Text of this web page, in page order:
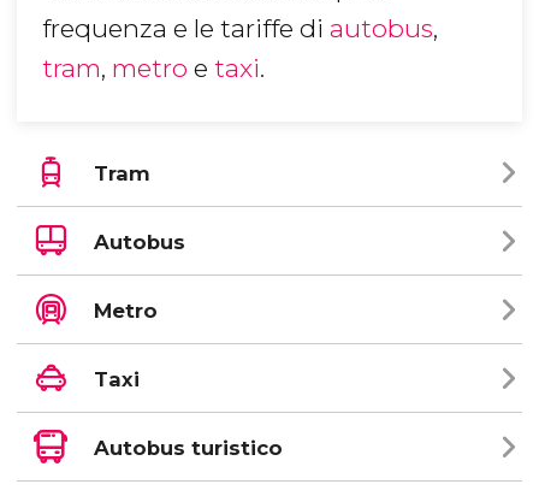
frequenza e le tariffe di autobus,
tram, metro e taxi.
Tram
Autobus
Metro
Taxi
Autobus turistico